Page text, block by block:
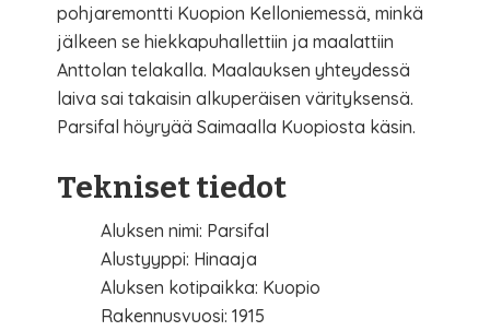
pohjaremontti Kuopion Kelloniemessä, minkä
jälkeen se hiekkapuhallettiin ja maalattiin
Anttolan telakalla. Maalauksen yhteydessä
laiva sai takaisin alkuperäisen värityksensä.
Parsifal höyryää Saimaalla Kuopiosta käsin.
Tekniset tiedot
Aluksen nimi: Parsifal
Alustyyppi: Hinaaja
Aluksen kotipaikka: Kuopio
Rakennusvuosi: 1915